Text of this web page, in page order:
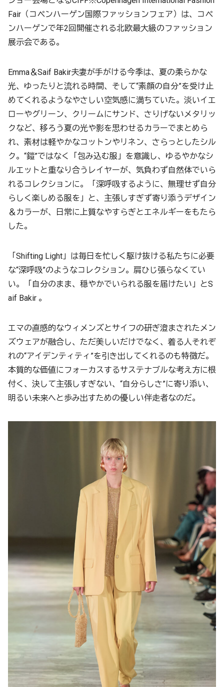
Fair（コペンハーゲン国際ファッションフェア）は、コペ
ンハーゲンで年2回開催される北欧最大級のファッション
展示会である。
Emma＆Saif Bakir夫妻が手がける今季は、夏の柔らかな
光、ゆったりと流れる時間、そして“素顔の自分”を受け止
めてくれるようなやさしい空気感に満ちていた。淡いイエ
ローやグリーン、クリームにサンド、さりげないメタリッ
クなど、移ろう夏の光や影を思わせるカラーでまとめら
れ、素材は軽やかなコットンやリネン、さらっとしたシル
ク。“鎧”ではなく「包み込む服」を意識し、ゆるやかなシ
ルエットと重なり合うレイヤーが、気負わず自然体でいら
れるコレクションに。「深呼吸するように、無理せず自分
らしく楽しめる服を」と、主張しすぎず寄り添うデザイン
＆カラーが、日常に上質なやすらぎとエネルギーをもたら
した。
「Shifting Light」は毎日を忙しく駆け抜ける私たちに必要
な“深呼吸”のようなコレクション。肩ひじ張らなくてい
い。「自分のまま、穏やかでいられる服を届けたい」とS
aif Bakir 。
エマの直感的なウィメンズとサイフの研ぎ澄まされたメン
ズウェアが融合し、ただ美しいだけでなく、着る人それぞ
れの“アイデンティティ”を引き出してくれるのも特徴だ。
本質的な価値にフォーカスするサステナブルな考え方に根
付く、決して主張しすぎない、“自分らしさ”に寄り添い、
明るい未来へと歩み出すための優しい伴走者なのだ。